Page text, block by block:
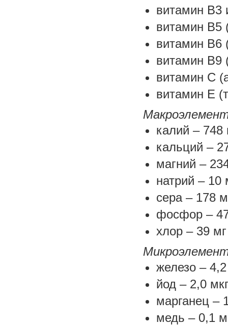
витамин В3
витамин В5
витамин В6
витамин В9
витамин C
витамин E
калий – 748
кальций –
магний –
натрий – 10
сера – 178
фосфор –
хлор – 39 мг
железо –
йод – 2,0
марганец –
медь – 0,1